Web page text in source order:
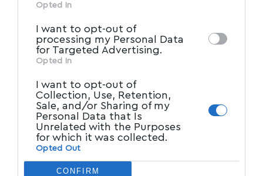
other third parties.
Opted In
I want to opt-out of
processing my Personal Data
for Targeted Advertising.
Opted In
I want to opt-out of
Collection, Use, Retention,
Sale, and/or Sharing of my
Personal Data that Is
Unrelated with the Purposes
for which it was collected.
Opted Out
CONFIRM